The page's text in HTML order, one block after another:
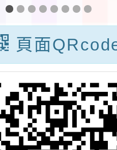
小學
業與
體推
小本
導向
習社
頁面